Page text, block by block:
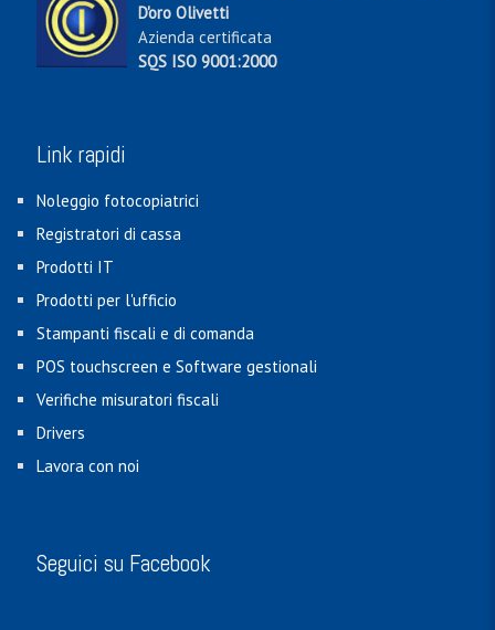
D'oro Olivetti
Azienda certificata
SQS ISO 9001:2000
Link rapidi
Noleggio fotocopiatrici
Registratori di cassa
Prodotti IT
Prodotti per l'ufficio
Stampanti fiscali e di comanda
POS touchscreen e Software gestionali
Verifiche misuratori fiscali
Drivers
Lavora con noi
Seguici su Facebook